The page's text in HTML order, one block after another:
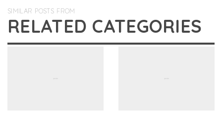
SIMILAR POSTS FROM
RELATED CATEGORIES